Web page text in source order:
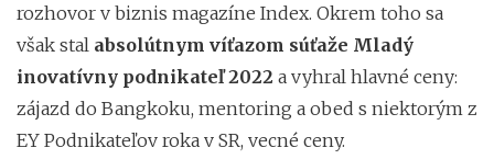
rozhovor v biznis magazíne Index. Okrem toho sa
však stal absolútnym víťazom súťaže Mladý
inovatívny podnikateľ 2022 a vyhral hlavné ceny:
zájazd do Bangkoku, mentoring a obed s niektorým z
EY Podnikateľov roka v SR, vecné ceny.